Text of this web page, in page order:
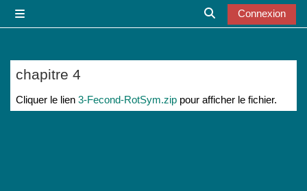
Activer/désactiver
Connexion
chapitre 4
Conditions d’achèvement
Cliquer le lien 3-Fecond-RotSym.zip pour afficher le fichier.